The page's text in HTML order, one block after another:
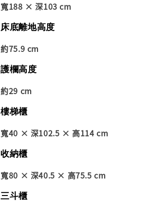
寬188 × 深103 cm
床底離地高度
約75.9 cm
護欄高度
約29 cm
樓梯櫃
寬40 × 深102.5 × 高114 cm
收納櫃
寬80 × 深40.5 × 高75.5 cm
三斗櫃